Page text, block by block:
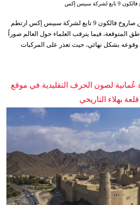
لشركة سبيس إكس
يُعتقد أن جزءاً ضخماً تائهاً من صاروخ فالكون 9 تابع لشركة سبيس إكس ارتطم
المتوقعة، فيما يترقب العلماء حول العالم صوراً
بشكل نهائي، حيث تعذر على المركبات
عُمانية لصون الحرف التقليدية في موقع
قلعة بهلاء التاريخي